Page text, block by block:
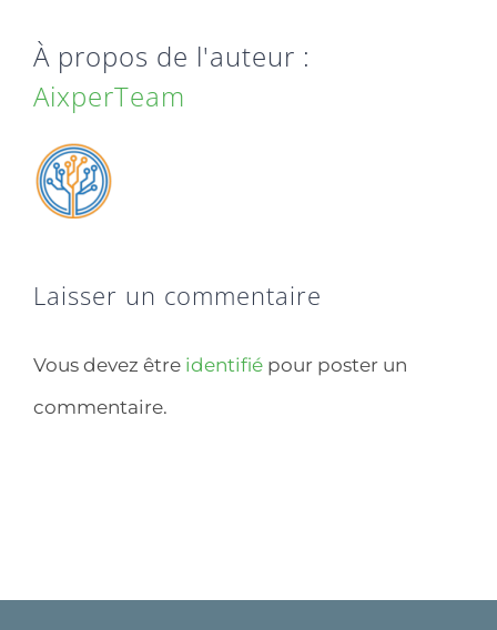
À propos de l'auteur :
AixperTeam
Laisser un commentaire
Vous devez être identifié pour poster un
commentaire.